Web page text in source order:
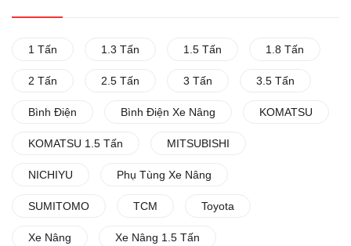
1 Tấn 1.3 Tấn 1.5 Tấn 1.8 Tấn
2 Tấn 2.5 Tấn 3 Tấn 3.5 Tấn
Bình Điện Bình Điện Xe Nâng KOMATSU
KOMATSU 1.5 Tấn MITSUBISHI
NICHIYU Phụ Tùng Xe Nâng
SUMITOMO TCM Toyota
Xe Nâng Xe Nâng 1.5 Tấn